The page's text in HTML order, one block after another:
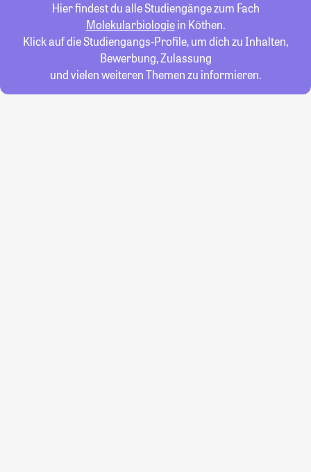
Hier findest du alle Studiengänge zum Fach
Molekularbiologiein Köthen.
Klick auf die Studiengangs-Profile, um dich zu Inhalten,
Bewerbung, Zulassung
und vielen weiteren Themen zu informieren.